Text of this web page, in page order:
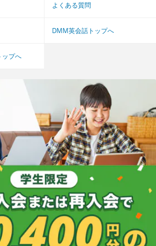
よくある質問
DMM英会話トップへ
プへ